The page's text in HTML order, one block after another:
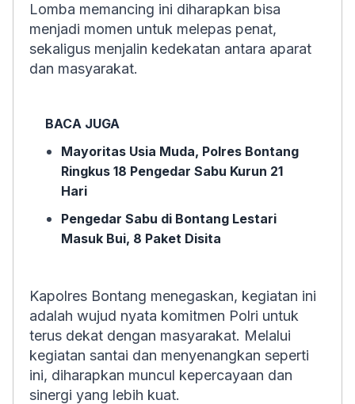
Lomba memancing ini diharapkan bisa
menjadi momen untuk melepas penat,
sekaligus menjalin kedekatan antara aparat
dan masyarakat.
BACA JUGA
Mayoritas Usia Muda, Polres Bontang
Ringkus 18 Pengedar Sabu Kurun 21
Hari
Pengedar Sabu di Bontang Lestari
Masuk Bui, 8 Paket Disita
Kapolres Bontang menegaskan, kegiatan ini
adalah wujud nyata komitmen Polri untuk
terus dekat dengan masyarakat. Melalui
kegiatan santai dan menyenangkan seperti
ini, diharapkan muncul kepercayaan dan
sinergi yang lebih kuat.